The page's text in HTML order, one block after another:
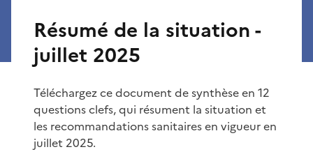
Résumé de la situation -
juillet 2025
Téléchargez ce document de synthèse en 12
questions clefs, qui résument la situation et
les recommandations sanitaires en vigueur en
juillet 2025.